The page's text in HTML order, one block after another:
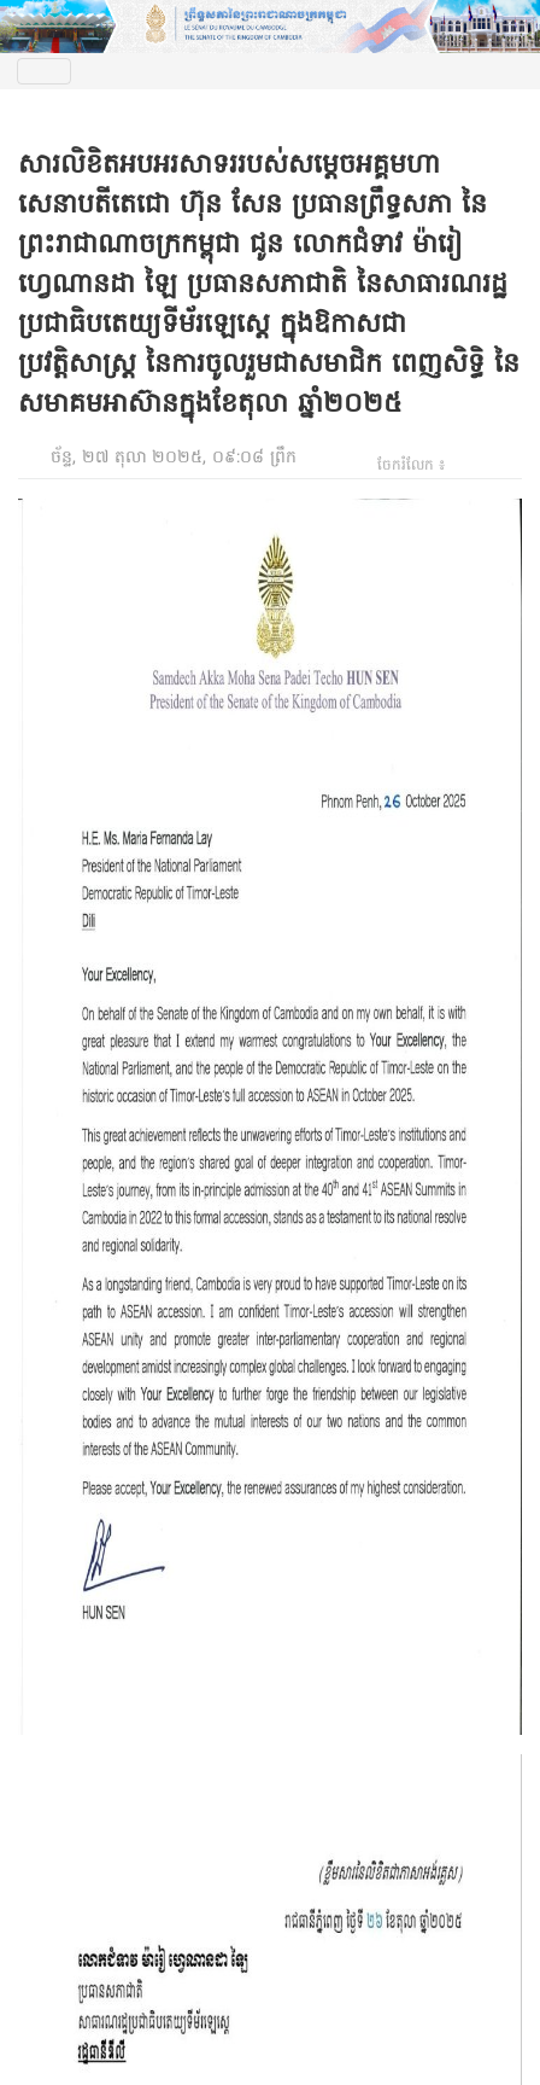
សារលិខិតអបអរសាទររបស់សម្តេចអគ្គមហា
សេនាបតីតេជោ ហ៊ុន សែន​ ប្រធានព្រឹទ្ធសភា នៃ
ព្រះរាជាណាចក្រកម្ពុជា ជូន លោកជំទាវ ម៉ារៀ
ហ្វេណានដា ឡៃ ប្រធានសភាជាតិ នៃសាធារណរដ្ឋ
ប្រជាធិបតេយ្យទីម័រឡេស្តេ ក្នុងឱកាសជា
ប្រវត្តិសាស្ត្រ នៃការចូលរួមជាសមាជិក ពេញសិទ្ធិ នៃ
សមាគមអាស៊ានក្នុងខែតុលា ឆ្នាំ២០២៥
ច័ន្ទ, ២៧ តុលា ២០២៥, ០៩:០៨ ព្រឹក ចែករំលែក ៖